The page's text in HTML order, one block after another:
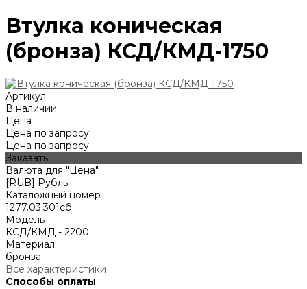
Втулка коническая
(бронза) КСД/КМД-1750
Артикул:
В наличии
Цена
Цена по запросу
Цена по запросу
Заказать
Валюта для "Цена"
[RUB] Рубль;
Каталожный номер
1277.03.301сб;
Модель
КСД/КМД - 2200;
Материал
бронза;
Все характеристики
Способы оплаты